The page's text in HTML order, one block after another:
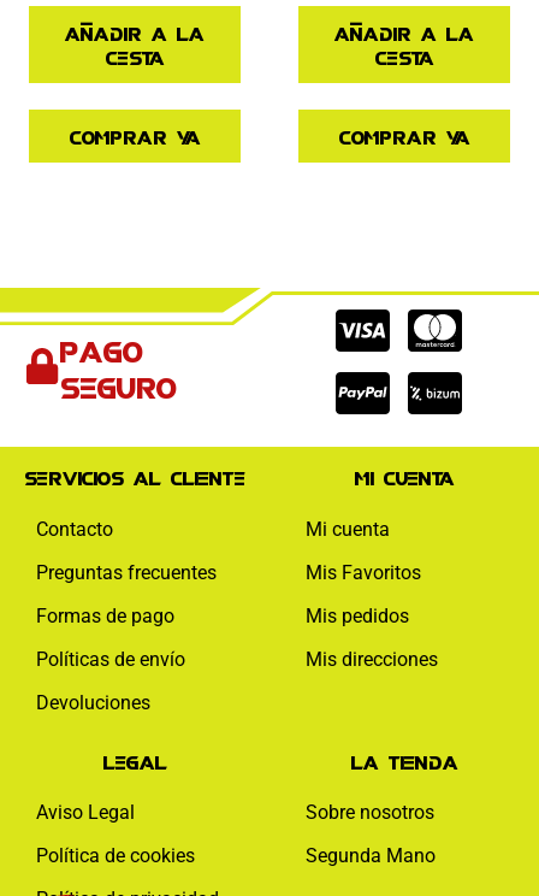
Añadir a la
cesta
Comprar ya
Añadir a la
cesta
Comprar ya
Pago
seguro
Cc-
visa
Cc-
Cc-
paypal
Servicios al cliente
Contacto
Preguntas frecuentes
Formas de pago
Políticas de envío
Devoluciones
Mi cuenta
Mi cuenta
Mis Favoritos
Mis pedidos
Mis direcciones
Legal
Aviso Legal
Política de cookies
La tienda
Sobre nosotros
Segunda Mano